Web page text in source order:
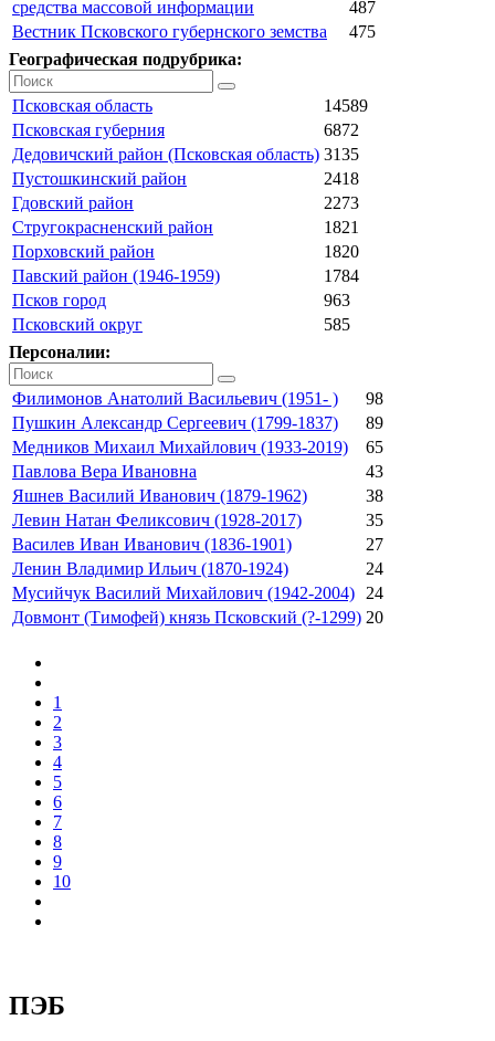
средства массовой информации
487
Вестник Псковского губернского земства
475
Географическая подрубрика:
Псковская область
14589
Псковская губерния
6872
Дедовичский район (Псковская область) 3135
Пустошкинский район
2418
Гдовский район
2273
Стругокрасненский район
1821
Порховский район
1820
Павский район (1946-1959)
1784
Псков город
963
Псковский округ
585
Персоналии:
Филимонов Анатолий Васильевич (1951- )
98
Пушкин Александр Сергеевич (1799-1837)
89
Медников Михаил Михайлович (1933-2019)
65
Павлова Вера Ивановна
43
Яшнев Василий Иванович (1879-1962)
38
Левин Натан Феликсович (1928-2017)
35
Василев Иван Иванович (1836-1901)
27
Ленин Владимир Ильич (1870-1924)
24
Мусийчук Василий Михайлович (1942-2004)
24
Довмонт (Тимофей) князь Псковский (?-1299) 20
1
2
3
4
5
6
7
8
9
10
ПЭБ